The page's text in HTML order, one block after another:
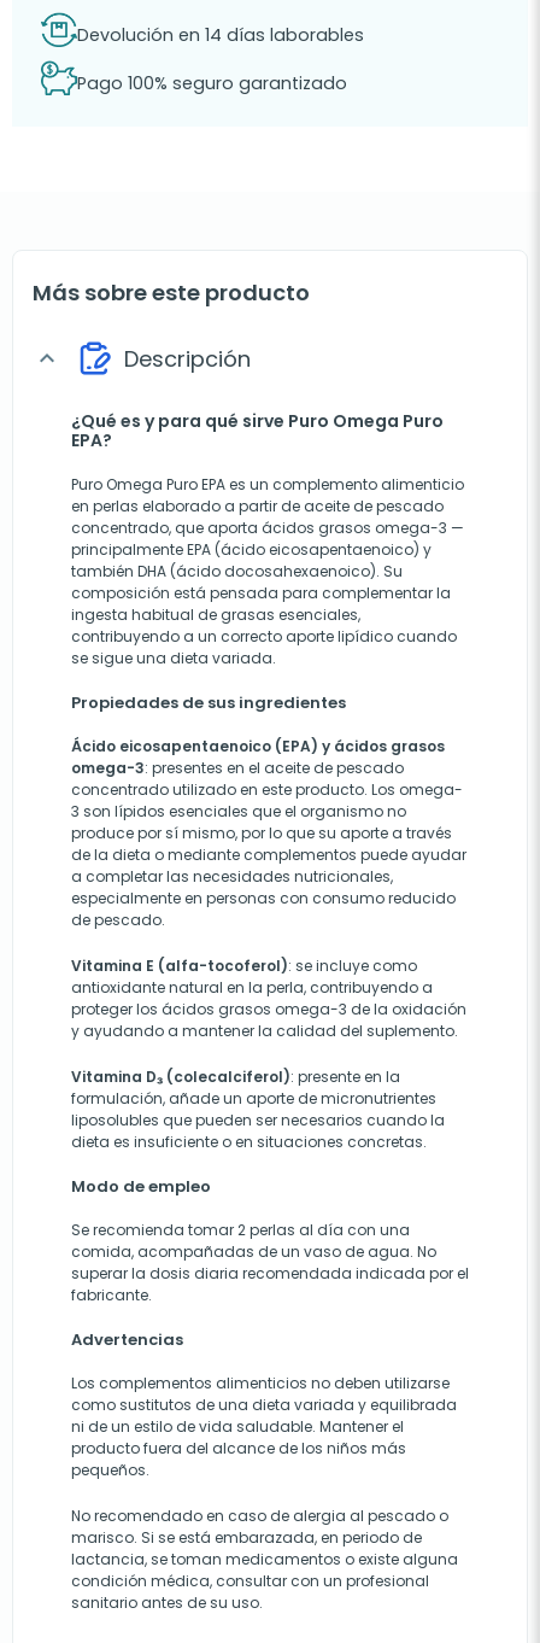
Devolución en 14 días laborables
Pago 100% seguro garantizado
Más sobre este producto
expand_more Descripción
¿Qué es y para qué sirve Puro Omega Puro
EPA?
Puro Omega Puro EPA es un complemento alimenticio
en perlas elaborado a partir de aceite de pescado
concentrado, que aporta ácidos grasos omega-3 —
principalmente EPA (ácido eicosapentaenoico) y
también DHA (ácido docosahexaenoico). Su
composición está pensada para complementar la
ingesta habitual de grasas esenciales,
contribuyendo a un correcto aporte lipídico cuando
se sigue una dieta variada.
Propiedades de sus ingredientes
Ácido eicosapentaenoico (EPA) y ácidos grasos
omega-3: presentes en el aceite de pescado
concentrado utilizado en este producto. Los omega-
3 son lípidos esenciales que el organismo no
produce por sí mismo, por lo que su aporte a través
de la dieta o mediante complementos puede ayudar
a completar las necesidades nutricionales,
especialmente en personas con consumo reducido
de pescado.
Vitamina E (alfa-tocoferol): se incluye como
antioxidante natural en la perla, contribuyendo a
proteger los ácidos grasos omega-3 de la oxidación
y ayudando a mantener la calidad del suplemento.
Vitamina D₃ (colecalciferol): presente en la
formulación, añade un aporte de micronutrientes
liposolubles que pueden ser necesarios cuando la
dieta es insuficiente o en situaciones concretas.
Modo de empleo
Se recomienda tomar 2 perlas al día con una
comida, acompañadas de un vaso de agua. No
superar la dosis diaria recomendada indicada por el
fabricante.
Advertencias
Los complementos alimenticios no deben utilizarse
como sustitutos de una dieta variada y equilibrada
ni de un estilo de vida saludable. Mantener el
producto fuera del alcance de los niños más
pequeños.
No recomendado en caso de alergia al pescado o
marisco. Si se está embarazada, en periodo de
lactancia, se toman medicamentos o existe alguna
condición médica, consultar con un profesional
sanitario antes de su uso.